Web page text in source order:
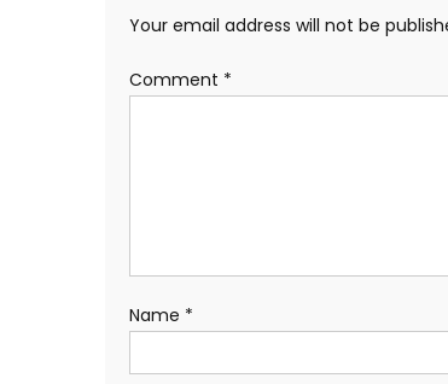
Your email address will not be
Comment *
Name *